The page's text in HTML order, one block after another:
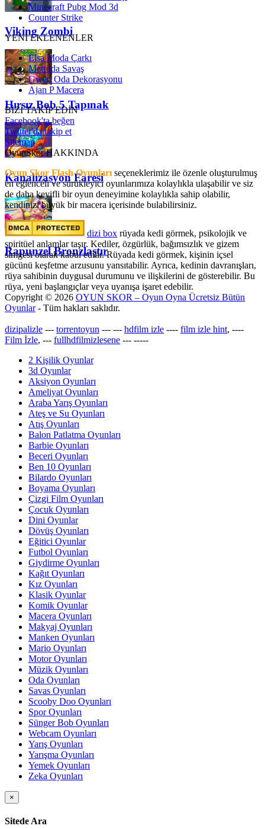
Viking Zombi
Hırsız Bob 5 Tapınak
Kanalizasyon Faresi
Rapunzel Bronzlaştır
Minecraft Pubg Mod 3d
Counter Strike
YENİ EKLENENLER
Elsa Moda Çarkı
Metroda Savaş
Gwen Oda Dekorasyonu
Ajan P Macera
BİZİ TAKİP EDİN
Facebook'ta beğen
Twitter'da takip et
Sitemap
OyunSkor HAKKINDA
Oyun Skor Flash Oyunları seçeneklerimiz ile özenle oluşturulmuş
en eğlenceli ve sürükleyici oyunlarımıza kolaylıkla ulaşabilir ve siz
de daha keyifli bir oyun deneyimine kolaylıkla sahip olabilir,
kendinizi büyük bir macera içerisinde bulabilirsiniz.
dizi box rüyada kedi görmek​, psikolojik ve
spiritüel anlamlar taşır. Kediler, özgürlük, bağımsızlık ve gizem
simgesi olarak kabul edilir. Rüyada kedi görmek, kişinin içsel
gücünü keşfetme arzusunu yansıtabilir. Ayrıca, kedinin davranışları,
rüya sahibinin duygusal durumunu ve ilişkilerini de gösterebilir. Bu
rüya, yeni başlangıçlar veya uyanışa işaret edebilir.
Copyright © 2026 OYUN SKOR – Oyun Oyna Ücretsiz Bütün
Oyunlar- Tüm hakları saklıdır.
dizipalizle --- torrentoyun --- --- hdfilm izle ---- film izle hint, ----
Film İzle, --- fullhdfilmizlesene --- -----
2 Kişilik Oyunlar
3d Oyunlar
Aksiyon Oyunları
Ameliyat Oyunları
Araba Yarış Oyunları
Ateş ve Su Oyunları
Atış Oyunları
Balon Patlatma Oyunları
Barbie Oyunları
Beceri Oyunları
Ben 10 Oyunları
Bilardo Oyunları
Boyama Oyunları
Çizgi Film Oyunları
Çocuk Oyunları
Dini Oyunlar
Dövüş Oyunları
Eğitici Oyunlar
Futbol Oyunları
Giydirme Oyunları
Kağıt Oyunları
Kız Oyunları
Klasik Oyunlar
Komik Oyunlar
Macera Oyunları
Makyaj Oyunları
Manken Oyunları
Mario Oyunları
Motor Oyunları
Müzik Oyunları
Oda Oyunları
Savas Oyunları
Scooby Doo Oyunları
Spor Oyunları
Sünger Bob Oyunları
Webcam Oyunları
Yarış Oyunları
Yarışma Oyunları
Yemek Oyunları
Zeka Oyunları
×
Sitede Ara